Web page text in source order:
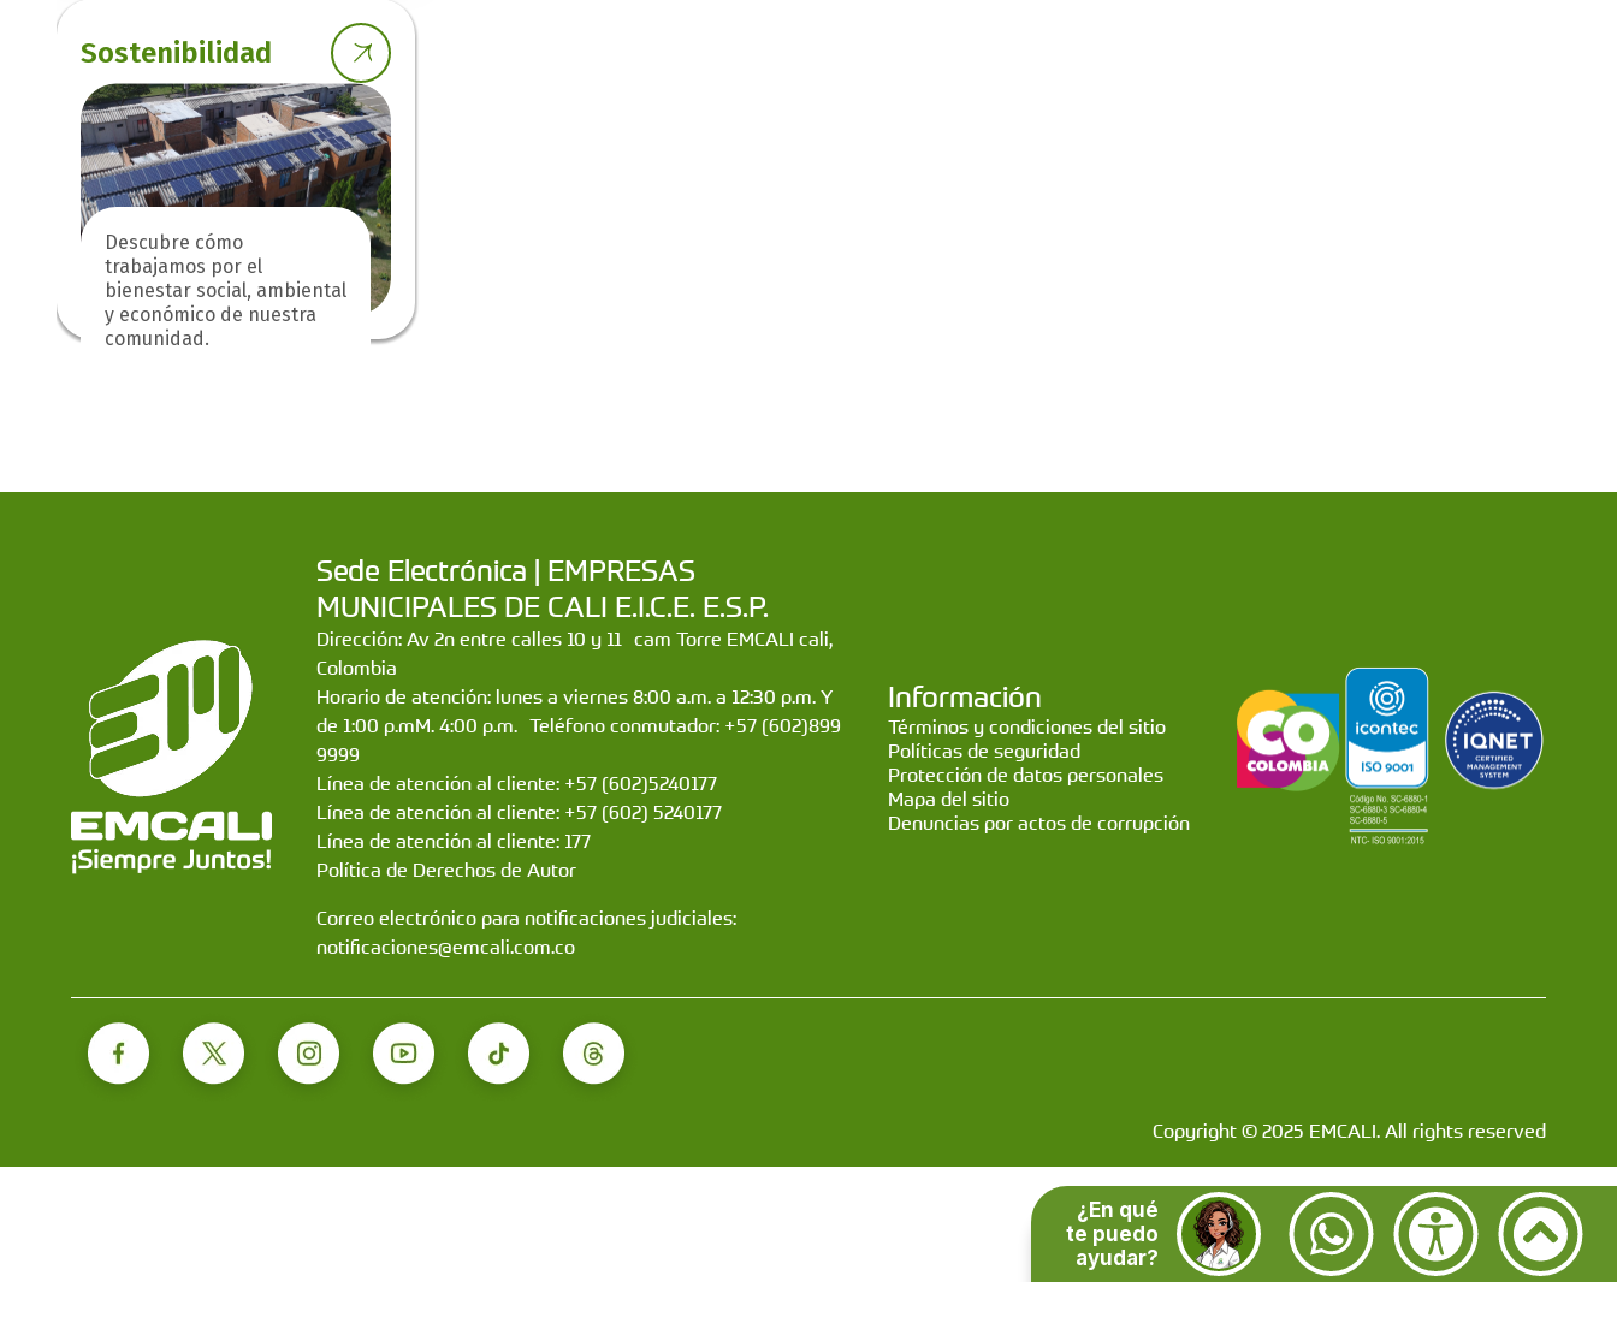
Sostenibilidad
Descubre cómo
trabajamos por el
bienestar social, ambiental
y económico de nuestra
comunidad.
¿En qué
te puedo
ayudar?
Sede Electrónica | EMPRESAS
MUNICIPALES DE CALI E.I.C.E. E.S.P.
Dirección: Av 2n entre calles 10 y 11 cam Torre EMCALI cali,
Colombia
Horario de atención: lunes a viernes 8:00 a.m. a 12:30 p.m. Y
de 1:00 p.mM. 4:00 p.m. Teléfono conmutador: +57 (602)899
9999
Línea de atención al cliente: +57 (602)5240177
Línea de atención al cliente: +57 (602) 5240177
Línea de atención al cliente: 177
Política de Derechos de Autor
Correo electrónico para notificaciones judiciales:
notificaciones@emcali.com.co
Información
Términos y condiciones del sitio
Políticas de seguridad
Protección de datos personales
Mapa del sitio
Denuncias por actos de corrupción
Copyright © 2025 EMCALI. All rights reserved